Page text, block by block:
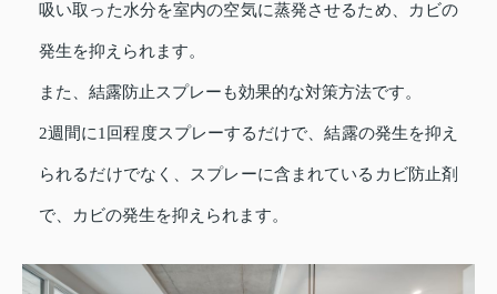
吸い取った水分を室内の空気に蒸発させるため、カビの
発生を抑えられます。
また、結露防止スプレーも効果的な対策方法です。
2週間に1回程度スプレーするだけで、結露の発生を抑え
られるだけでなく、スプレーに含まれているカビ防止剤
で、カビの発生を抑えられます。